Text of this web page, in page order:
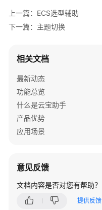
产
品
绍
快
速
入
用
南
解
上一篇：ECS选型辅助
下一篇：主题切换
相关文档
最新动态
功能总览
什么是云宝助手
产品优势
应用场景
意见反馈
文档内容是否对您有帮助？
提供反馈